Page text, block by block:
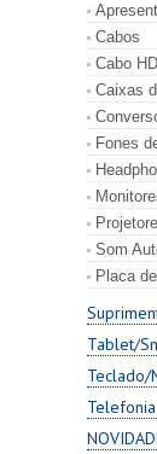
Cabos
Cabo
Caixas
Fones
Som
Placa
Tablet/
Teclado/
Telefonia